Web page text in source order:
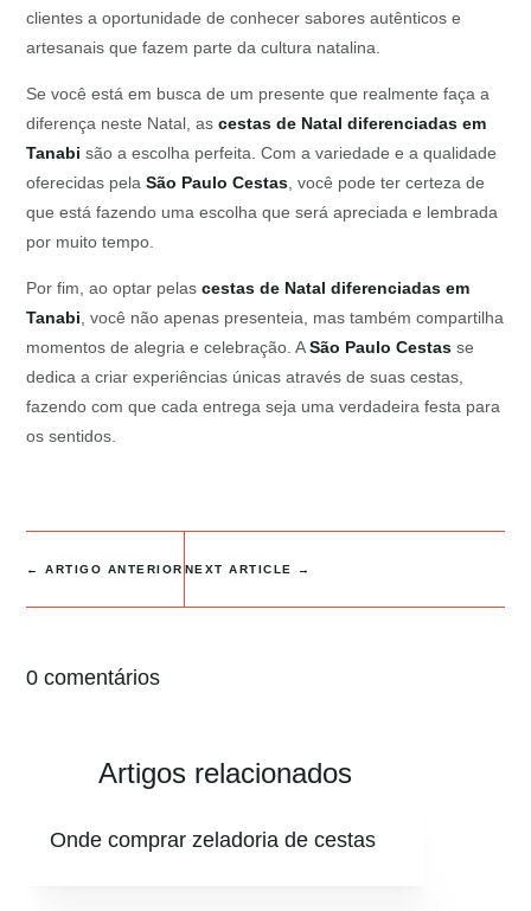
clientes a oportunidade de conhecer sabores autênticos e
artesanais que fazem parte da cultura natalina.
Se você está em busca de um presente que realmente faça a
diferença neste Natal, ascestas de Natal diferenciadas em
Tanabi são a escolha perfeita. Com a variedade e a qualidade
oferecidas pelaSão Paulo Cestas , você pode ter certeza de
que está fazendo uma escolha que será apreciada e lembrada
por muito tempo.
Por fim, ao optar pelascestas de Natal diferenciadas em
Tanabi , você não apenas presenteia, mas também compartilha
momentos de alegria e celebração. ASão Paulo Cestas se
dedica a criar experiências únicas através de suas cestas,
fazendo com que cada entrega seja uma verdadeira festa para
os sentidos.
←ARTIGO ANTERIOR NEXT ARTICLE →
0 comentários
Artigos relacionados
Onde comprar zeladoria de cestas